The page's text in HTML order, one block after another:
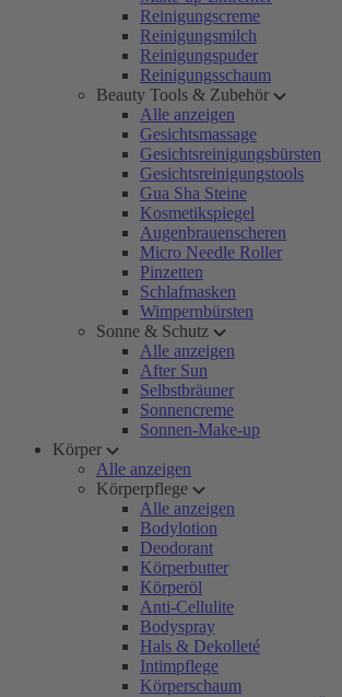
Reinigungscreme
Reinigungsmilch
Reinigungspuder
Reinigungsschaum
Beauty Tools & Zubehör
Alle anzeigen
Gesichtsmassage
Gesichtsreinigungsbürsten
Gesichtsreinigungstools
Gua Sha Steine
Kosmetikspiegel
Augenbrauenscheren
Micro Needle Roller
Pinzetten
Schlafmasken
Wimpernbürsten
Sonne & Schutz
Alle anzeigen
After Sun
Selbstbräuner
Sonnencreme
Sonnen-Make-up
Körper
Alle anzeigen
Körperpflege
Alle anzeigen
Bodylotion
Deodorant
Körperbutter
Körperöl
Anti-Cellulite
Bodyspray
Hals & Dekolleté
Intimpflege
Körperschaum